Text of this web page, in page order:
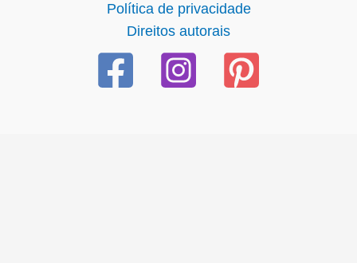
Política de privacidade
Direitos autorais